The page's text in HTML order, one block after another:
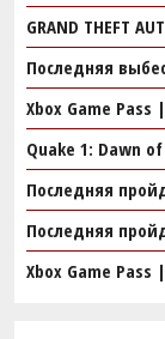
GRAND THEFT
Последняя
Xbox Game
Quake 1: Dawn
Последняя
Последняя
Xbox Game